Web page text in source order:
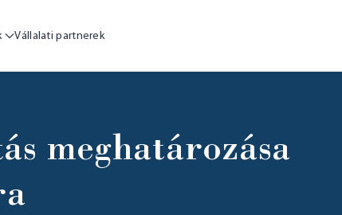
Vállalati partnerek
meghatározása